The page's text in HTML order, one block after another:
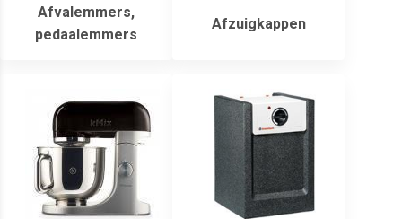
Afvalemmers,
pedaalemmers
Afzuigkappen